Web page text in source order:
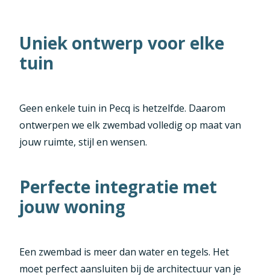
Uniek ontwerp voor elke
tuin
Geen enkele tuin in Pecq is hetzelfde. Daarom
ontwerpen we elk zwembad volledig op maat van
jouw ruimte, stijl en wensen.
Perfecte integratie met
jouw woning
Een zwembad is meer dan water en tegels. Het
moet perfect aansluiten bij de architectuur van je